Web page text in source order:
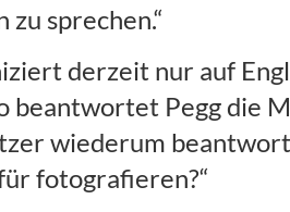
sprechen.“
derzeit nur auf
beantwortet Pegg die
wiederum
fotografieren?“